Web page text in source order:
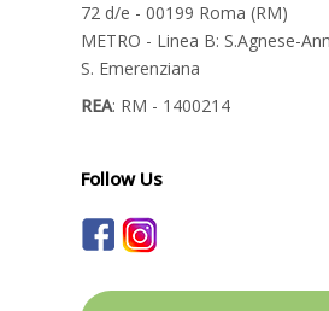
72 d/e - 00199 Roma (RM)
METRO - Linea B: S.Agnese-
S. Emerenziana
REA: RM - 1400214
Follow Us